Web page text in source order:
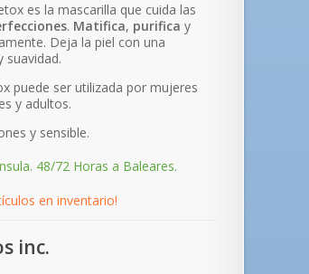
es la mascarilla que cuida las
. Matifica, purifica y
Deja la piel con una
suavidad.
puede ser utilizada por mujeres
y adultos.
y sensible.
48/72 Horas a Baleares.
en inventario!
inc.